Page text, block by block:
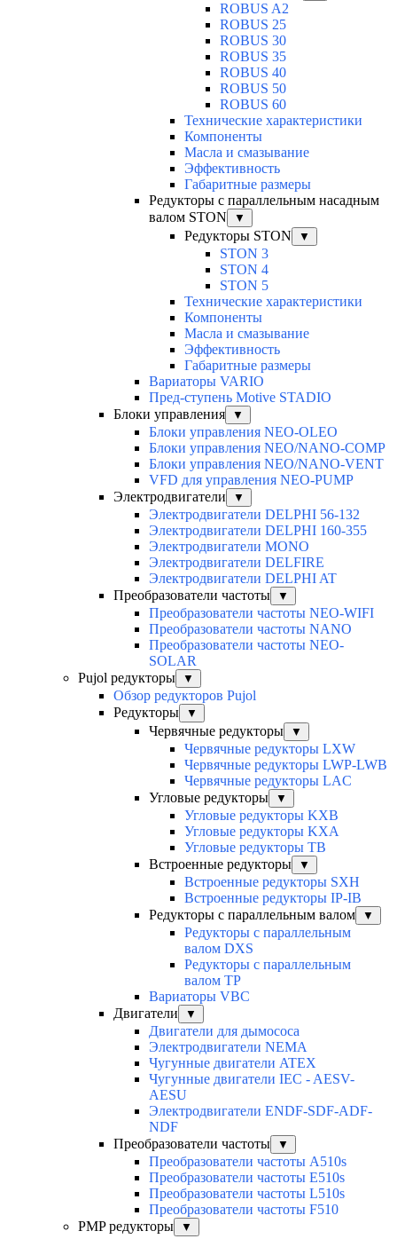
ROBUS A2
ROBUS 25
ROBUS 30
ROBUS 35
ROBUS 40
ROBUS 50
ROBUS 60
Технические характеристики
Компоненты
Масла и смазывание
Эффективность
Габаритные размеры
Редукторы с параллельным насадным
валом STON
▼
Редукторы STON ▼
STON 3
STON 4
STON 5
Технические характеристики
Компоненты
Масла и смазывание
Эффективность
Габаритные размеры
Вариаторы VARIO
Пред-ступень Motive STADIO
Блоки управления
▼
Блоки управления NEO-OLEO
Блоки управления NEO/NANO-COMP
Блоки управления NEO/NANO-VENT
VFD для управления NEO-PUMP
Электродвигатели
▼
Электродвигатели DELPHI 56-132
Электродвигатели DELPHI 160-355
Электродвигатели MONO
Электродвигатели DELFIRE
Электродвигатели DELPHI AT
Преобразователи частоты
▼
Преобразователи частоты NEO-WIFI
Преобразователи частоты NANO
Преобразователи частоты NEO-
SOLAR
Pujol редукторы
▼
Обзор редукторов Pujol
Редукторы
▼
Червячные редукторы ▼
Червячные редукторы LXW
Червячные редукторы LWP-LWB
Червячные редукторы LAC
Угловые редукторы
▼
Угловые редукторы KXB
Угловые редукторы KXA
Угловые редукторы TB
Встроенные редукторы
▼
Встроенные редукторы SXH
Встроенные редукторы IP-IB
Редукторы с параллельным валом
▼
Редукторы с параллельным
валом DXS
Редукторы с параллельным
валом TP
Вариаторы VBC
Двигатели
▼
Двигатели для дымососа
Электродвигатели NEMA
Чугунные двигатели ATEX
Чугунные двигатели IEC - AESV-
AESU
Электродвигатели ENDF-SDF-ADF-
NDF
Преобразователи частоты
▼
Преобразователи частоты A510s
Преобразователи частоты E510s
Преобразователи частоты L510s
Преобразователи частоты F510
PMP редукторы
▼